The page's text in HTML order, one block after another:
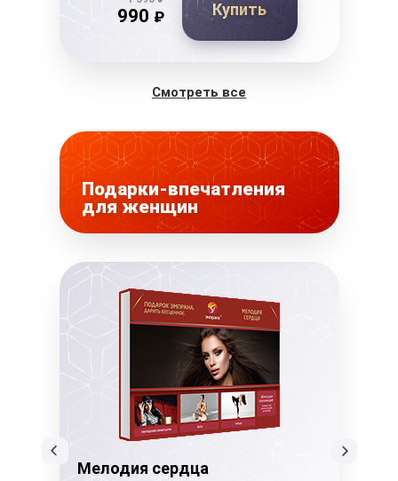
990 ₽ Купить
Смотреть все
Подарки-впечатления
для женщин
Мелодия сердца